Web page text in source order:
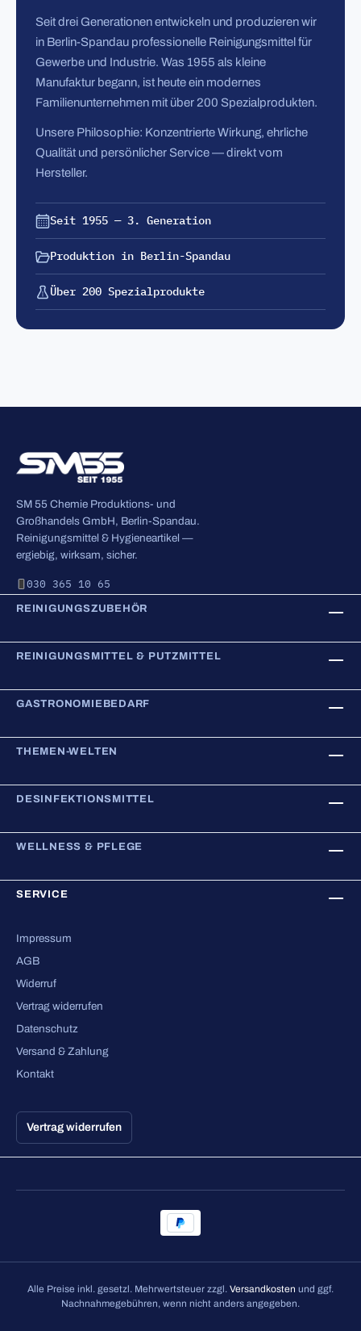
Seit drei Generationen entwickeln und produzieren wir
in Berlin-Spandau professionelle Reinigungsmittel für
Gewerbe und Industrie. Was 1955 als kleine
Manufaktur begann, ist heute ein modernes
Familienunternehmen mit über 200 Spezialprodukten.
Unsere Philosophie: Konzentrierte Wirkung, ehrliche
Qualität und persönlicher Service — direkt vom
Hersteller.
Seit 1955 — 3. Generation
Produktion in Berlin-Spandau
Über 200 Spezialprodukte
SM 55 Chemie Produktions- und
Großhandels GmbH, Berlin-Spandau.
Reinigungsmittel & Hygieneartikel —
ergiebig, wirksam, sicher.
030 365 10 65
REINIGUNGSZUBEHÖR
REINIGUNGSMITTEL & PUTZMITTEL
GASTRONOMIEBEDARF
THEMEN-WELTEN
DESINFEKTIONSMITTEL
WELLNESS & PFLEGE
SERVICE
Impressum
AGB
Widerruf
Vertrag widerrufen
Datenschutz
Versand & Zahlung
Kontakt
Vertrag widerrufen
Alle Preise inkl. gesetzl. Mehrwertsteuer zzgl. Versandkosten und ggf.
Nachnahmegebühren, wenn nicht anders angegeben.